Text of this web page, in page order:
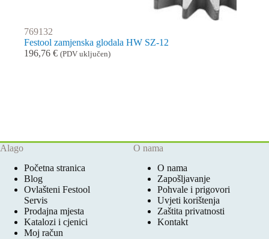
769132
Festool zamjenska glodala HW SZ-12
196,76 € (PDV uključen)
Alago
Početna stranica
Blog
Ovlašteni Festool
Servis
Prodajna mjesta
Katalozi i cjenici
Moj račun
O nama
O nama
Zapošljavanje
Pohvale i prigovori
Uvjeti korištenja
Zaštita privatnosti
Kontakt